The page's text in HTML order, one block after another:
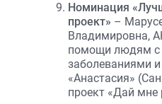
Номинация
проект» –
Владимировна,
помощи людям с
заболеваниями
«Анастасия»
проект «Дай мне